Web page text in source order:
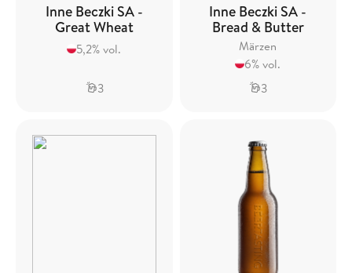
Inne Beczki SA -
Great Wheat
5,2% vol.
3
Inne Beczki SA -
Bread & Butter
Märzen
6% vol.
3